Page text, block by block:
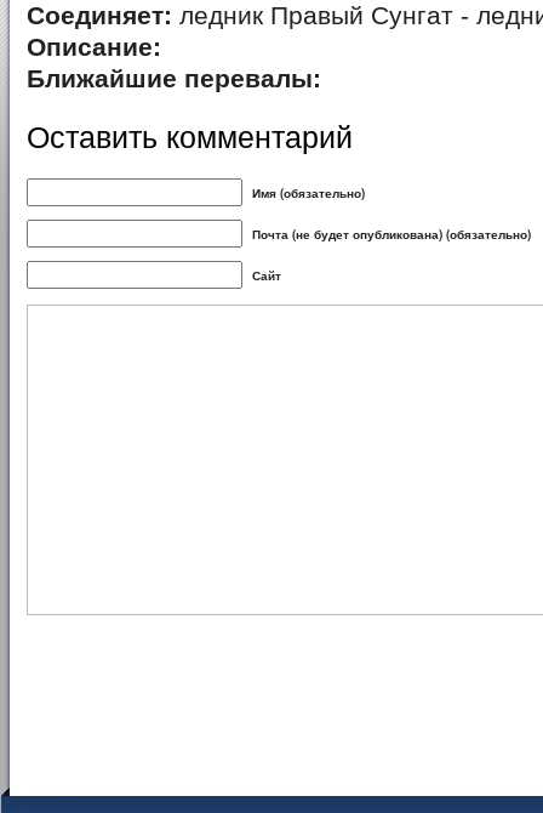
Соединяет: ледник Правый Сунгат -
Описание:
Ближайшие перевалы:
Оставить комментарий
Имя (обязательно)
Почта (не будет опубликована) (обязательно)
Сайт